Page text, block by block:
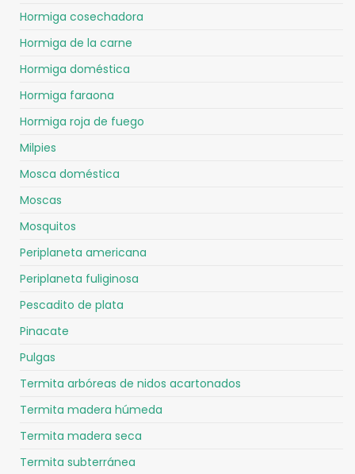
Hormiga cosechadora
Hormiga de la carne
Hormiga doméstica
Hormiga faraona
Hormiga roja de fuego
Milpies
Mosca doméstica
Moscas
Mosquitos
Periplaneta americana
Periplaneta fuliginosa
Pescadito de plata
Pinacate
Pulgas
Termita arbóreas de nidos acartonados
Termita madera húmeda
Termita madera seca
Termita subterránea